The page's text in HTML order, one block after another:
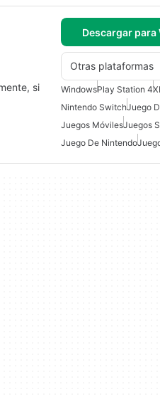
Descargar
Otras plataformas
si
WindowsPlay Station 4
Nintendo SwitchJuego
Juegos MóvilesJuegos
Juego De Nintendo